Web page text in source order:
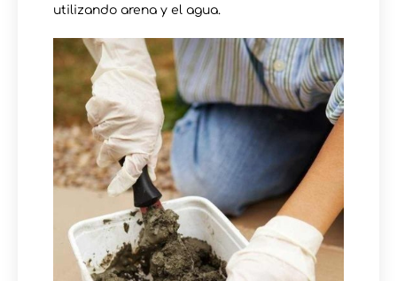
utilizando arena y el agua.